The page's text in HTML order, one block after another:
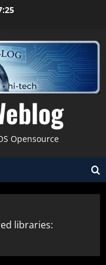
Opensource
libraries: